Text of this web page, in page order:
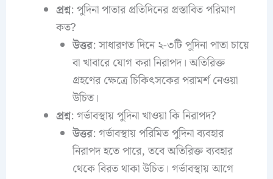
প্রশ্ন: পুদিনা পাতার প্রতিদিনের প্রস্তাবিত পরিমাণ
কত?
উত্তর: সাধারণত দিনে ২-৩টি পুদিনা পাতা চায়ে
বা খাবারে যোগ করা নিরাপদ। অতিরিক্ত
গ্রহণের ক্ষেত্রে চিকিৎসকের পরামর্শ নেওয়া
উচিত।
প্রশ্ন: গর্ভাবস্থায় পুদিনা খাওয়া কি নিরাপদ?
উত্তর: গর্ভাবস্থায় পরিমিত পুদিনা ব্যবহার
নিরাপদ হতে পারে, তবে অতিরিক্ত ব্যবহার
থেকে বিরত থাকা উচিত। গর্ভাবস্থায় আগে